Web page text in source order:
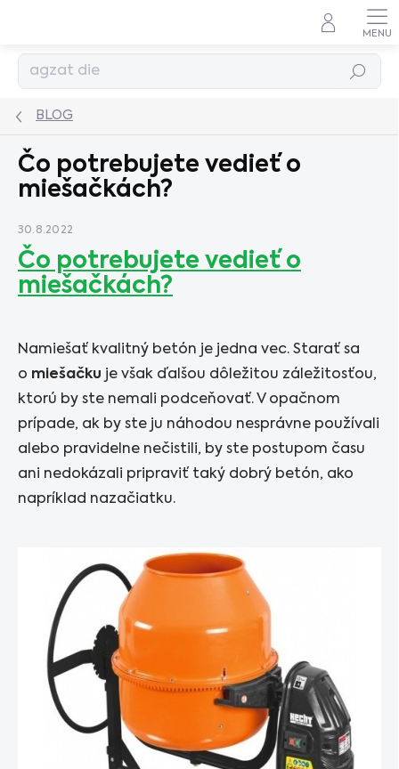
Hľadať
BLOG
Čo potrebujete vedieť o
miešačkách?
30.8.2022
Čo potrebujete vedieť o
miešačkách?
Namiešať kvalitný betón je jedna vec. Starať sa
o miešačku je však ďalšou dôležitou záležitosťou,
ktorú by ste nemali podceňovať. V opačnom
prípade, ak by ste ju náhodou nesprávne používali
alebo pravidelne nečistili, by ste postupom času
ani nedokázali pripraviť taký dobrý betón, ako
napríklad nazačiatku.